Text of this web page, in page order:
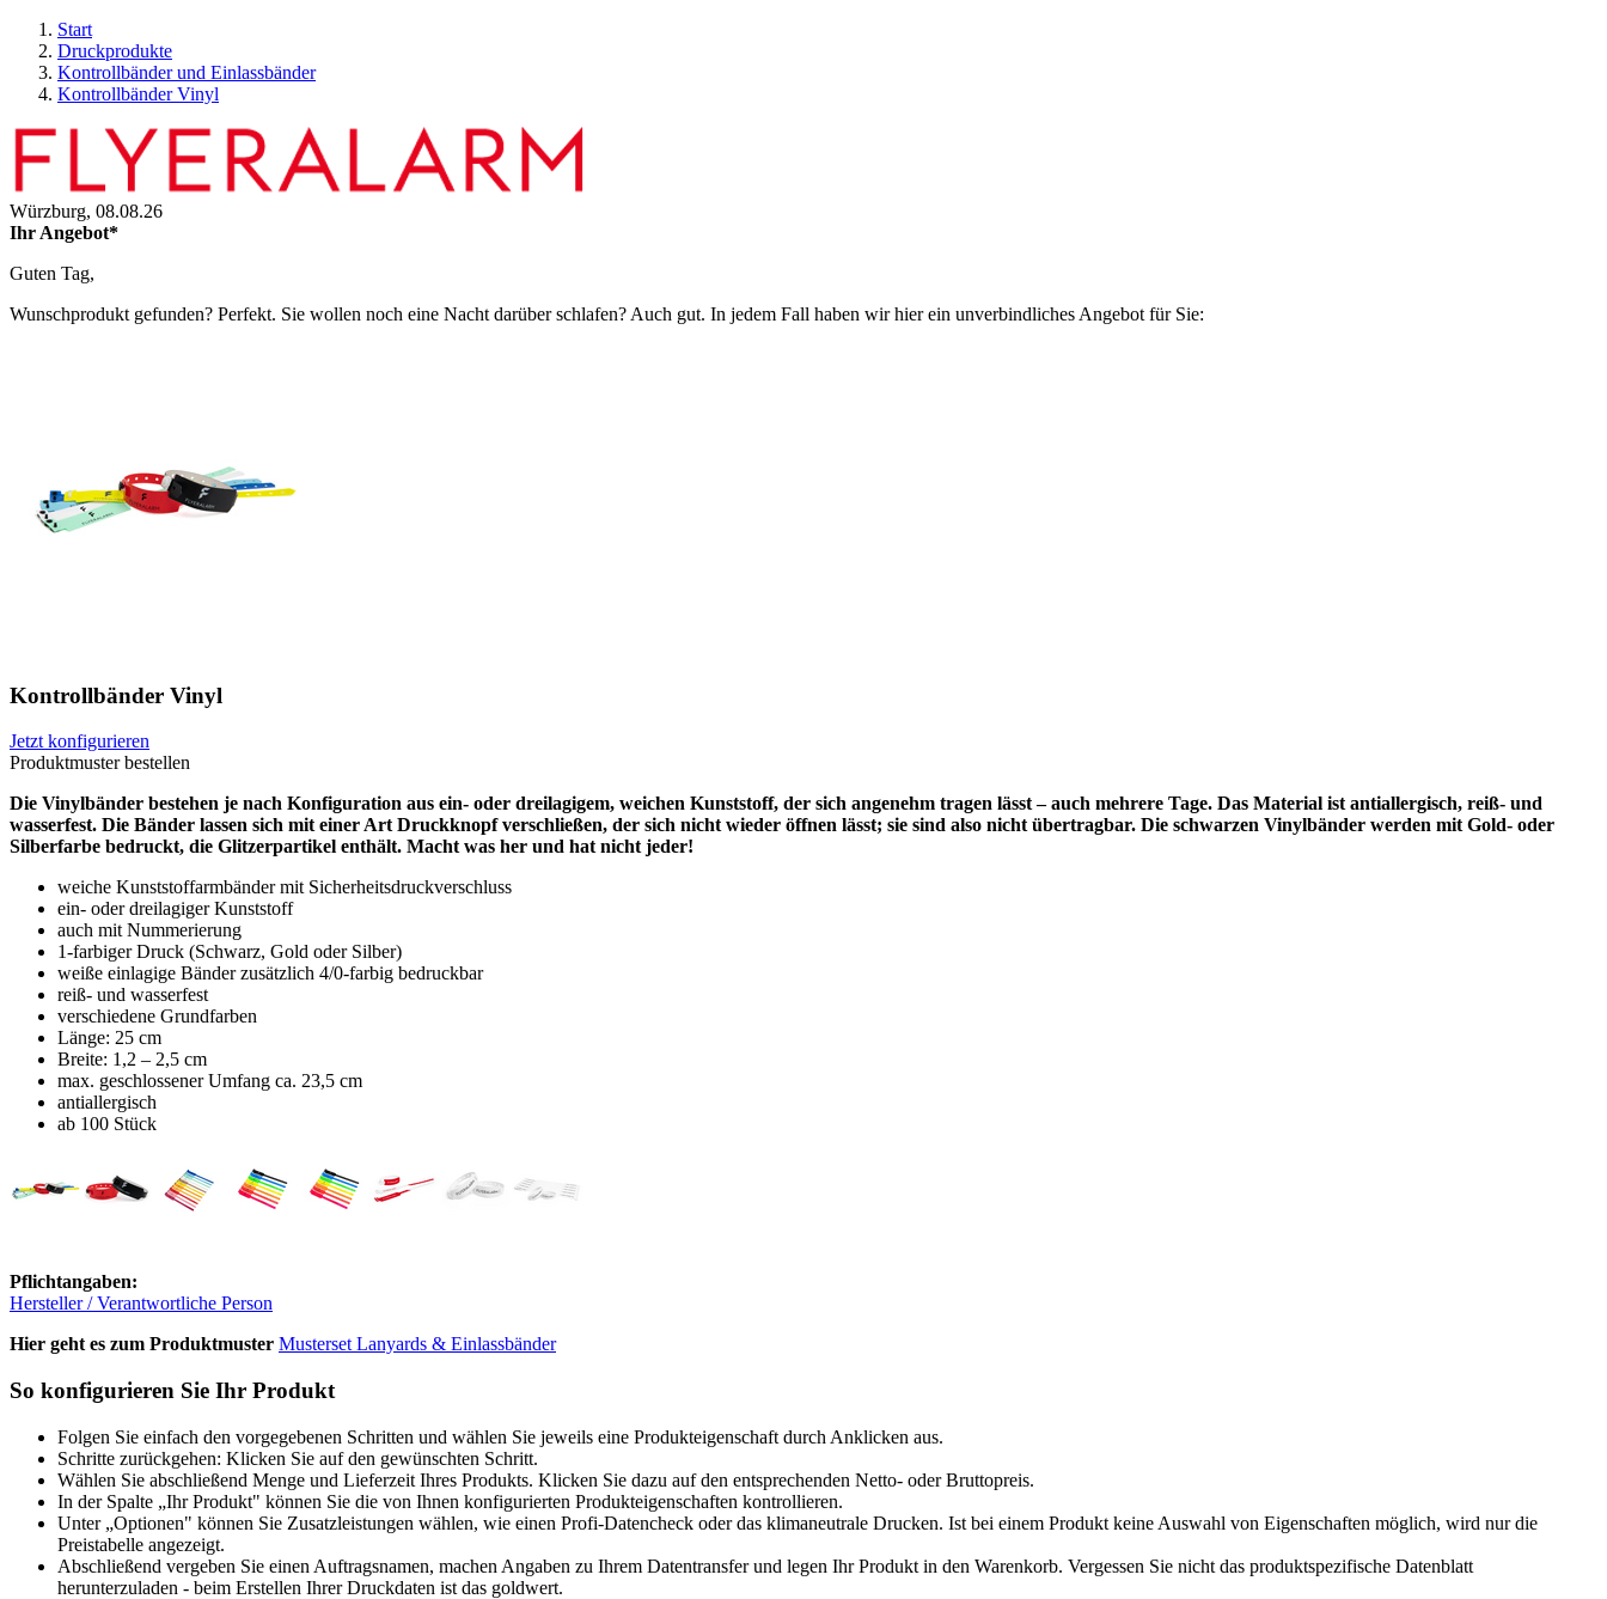
Start
Druckprodukte
Kontrollbänder und Einlassbänder
Kontrollbänder Vinyl
Würzburg, 08.08.26
Ihr Angebot*
Guten Tag,
Wunschprodukt gefunden? Perfekt. Sie wollen noch eine Nacht darüber schlafen? Auch gut. In jedem Fall haben wir hier ein unverbindliches Angebot für Sie:
Kontrollbänder Vinyl
Jetzt konfigurieren
Produktmuster bestellen
Die Vinylbänder bestehen je nach Konfiguration aus ein- oder dreilagigem, weichen Kunststoff, der sich angenehm tragen lässt – auch mehrere Tage. Das Material ist antiallergisch, reiß- und
wasserfest. Die Bänder lassen sich mit einer Art Druckknopf verschließen, der sich nicht wieder öffnen lässt; sie sind also nicht übertragbar. Die schwarzen Vinylbänder werden mit Gold- oder
Silberfarbe bedruckt, die Glitzerpartikel enthält. Macht was her und hat nicht jeder!
weiche Kunststoffarmbänder mit Sicherheitsdruckverschluss
ein- oder dreilagiger Kunststoff
auch mit Nummerierung
1-farbiger Druck (Schwarz, Gold oder Silber)
weiße einlagige Bänder zusätzlich 4/0-farbig bedruckbar
reiß- und wasserfest
verschiedene Grundfarben
Länge: 25 cm
Breite: 1,2 – 2,5 cm
max. geschlossener Umfang ca. 23,5 cm
antiallergisch
ab 100 Stück
Pflichtangaben:
Hersteller / Verantwortliche Person
Hier geht es zum Produktmuster Musterset Lanyards & Einlassbänder
So konfigurieren Sie Ihr Produkt
Folgen Sie einfach den vorgegebenen Schritten und wählen Sie jeweils eine Produkteigenschaft durch Anklicken aus.
Schritte zurückgehen: Klicken Sie auf den gewünschten Schritt.
Wählen Sie abschließend Menge und Lieferzeit Ihres Produkts. Klicken Sie dazu auf den entsprechenden Netto- oder Bruttopreis.
In der Spalte „Ihr Produkt" können Sie die von Ihnen konfigurierten Produkteigenschaften kontrollieren.
Unter „Optionen" können Sie Zusatzleistungen wählen, wie einen Profi-Datencheck oder das klimaneutrale Drucken. Ist bei einem Produkt keine Auswahl von Eigenschaften möglich, wird nur die
Preistabelle angezeigt.
Abschließend vergeben Sie einen Auftragsnamen, machen Angaben zu Ihrem Datentransfer und legen Ihr Produkt in den Warenkorb. Vergessen Sie nicht das produktspezifische Datenblatt
herunterzuladen - beim Erstellen Ihrer Druckdaten ist das goldwert.